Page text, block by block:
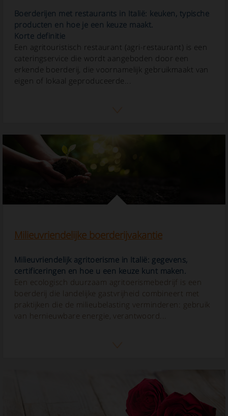
Boerderijen met restaurants in Italië: keuken, typische
producten en hoe je een keuze maakt.
Korte definitie
Een agritouristisch restaurant (agri-restaurant) is een
cateringservice die wordt aangeboden door een
erkende boerderij, die voornamelijk gebruikmaakt van
eigen of lokaal geproduceerde...
Milieuvriendelijke boerderijvakantie
Milieuvriendelijk agritoerisme in Italië: gegevens,
certificeringen en hoe u een keuze kunt maken.
Een ecologisch duurzaam agritoerismebedrijf is een
boerderij die landelijke gastvrijheid combineert met
praktijken die de milieubelasting verminderen: gebruik
van hernieuwbare energie, verantwoord...